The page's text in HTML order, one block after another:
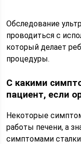
Обследование
проводиться с
который делает
процедуры.
С какими
пациент, если
Некоторые
работы печени, а
симптомами